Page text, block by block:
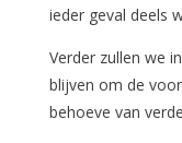
ieder geval deels
Verder zullen we
blijven om de
behoeve van